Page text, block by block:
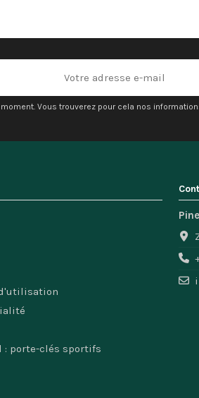
Vous trouverez pour cela nos
: porte-clés sportifs